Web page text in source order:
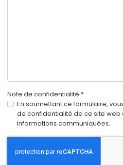
Note de confidentialité *
Note de
En soumettant ce formulaire,
de confidentialité de ce site web
informations communiquées.